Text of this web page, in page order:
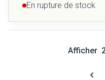
En rupture de stock
Afficher